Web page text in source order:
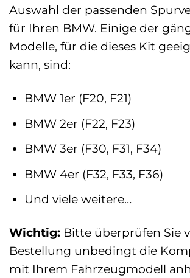
Auswahl der passenden
für Ihren BMW. Einige der
Modelle, für die dieses Kit
kann, sind:
BMW 1er (F20, F21)
BMW 2er (F22, F23)
BMW 3er (F30, F31, F34)
BMW 4er (F32, F33, F36)
Und viele weitere…
Wichtig: Bitte überprüfen Sie
Bestellung unbedingt die
mit Ihrem Fahrzeugmodell